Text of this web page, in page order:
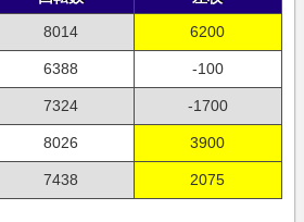
8014 6200
6388 -100
7324 -1700
8026 3900
7438 2075